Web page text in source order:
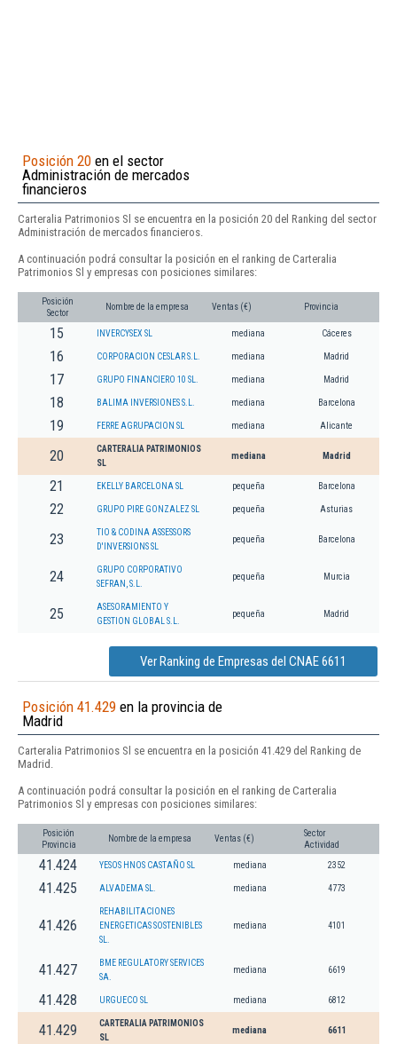
Posición 20 en el sector
Administración de mercados
financieros
Carteralia Patrimonios Sl se encuentra en la posición 20 del Ranking del sector
Administración de mercados financieros.
A continuación podrá consultar la posición en el ranking de Carteralia
Patrimonios Sl y empresas con posiciones similares:
Posición
Sector
Nombre de la empresa Ventas (€) Provincia
15 INVERCYSEX SL mediana Cáceres
16 CORPORACION CESLAR S.L. mediana Madrid
17 GRUPO FINANCIERO 10 SL. mediana Madrid
18 BALIMA INVERSIONES S.L. mediana Barcelona
19 FERRE AGRUPACION SL mediana Alicante
20
CARTERALIA PATRIMONIOS
SL
mediana Madrid
21 EKELLY BARCELONA SL pequeña Barcelona
22 GRUPO PIRE GONZALEZ SL pequeña Asturias
23
TIO & CODINA ASSESSORS
D'INVERSIONS SL
pequeña Barcelona
24
GRUPO CORPORATIVO
SEFRAN, S.L.
pequeña Murcia
25
ASESORAMIENTO Y
GESTION GLOBAL S.L.
pequeña Madrid
Ver Ranking de Empresas del CNAE 6611
Posición 41.429 en la provincia de
Madrid
Carteralia Patrimonios Sl se encuentra en la posición 41.429 del Ranking de
Madrid.
A continuación podrá consultar la posición en el ranking de Carteralia
Patrimonios Sl y empresas con posiciones similares:
Posición
Provincia
Nombre de la empresa Ventas (€)
Sector
Actividad
41.424 YESOS HNOS CASTAÑO SL mediana 2352
41.425 ALVADEMA SL. mediana 4773
41.426
REHABILITACIONES
ENERGETICAS SOSTENIBLES
SL.
mediana 4101
41.427
BME REGULATORY SERVICES
SA.
mediana 6619
41.428 URGUECO SL mediana 6812
41.429
CARTERALIA PATRIMONIOS
SL
mediana 6611